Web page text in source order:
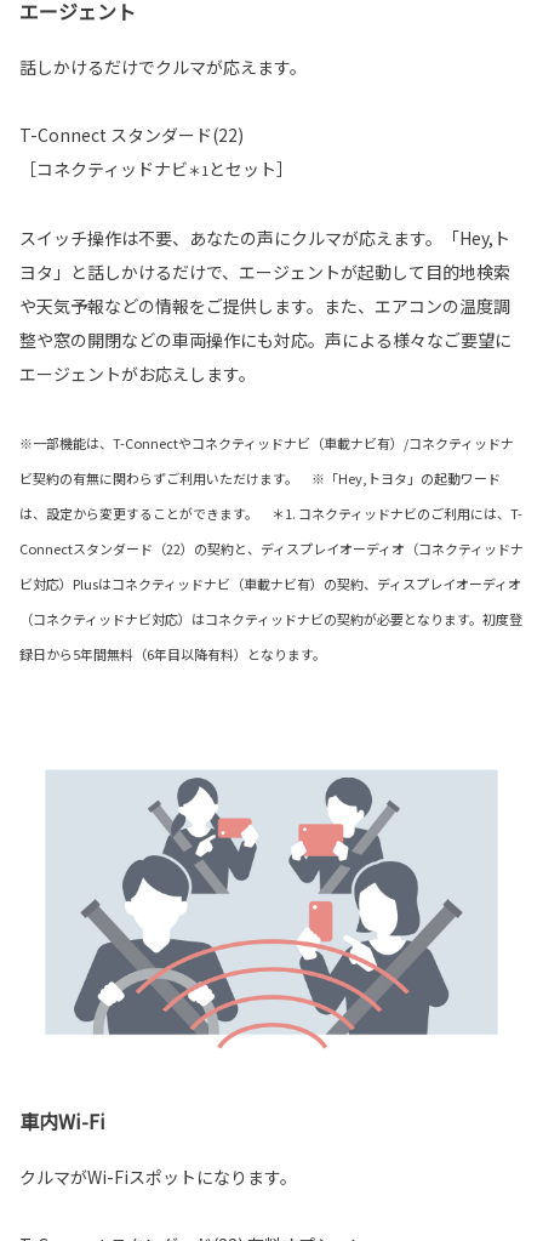
エージェント
話しかけるだけでクルマが応えます。
T-Connect スタンダード(22)
［コネクティッドナビ＊1とセット］
スイッチ操作は不要、あなたの声にクルマが応えます。「Hey,ト
ヨタ」と話しかけるだけで、エージェントが起動して目的地検索
や天気予報などの情報をご提供します。また、エアコンの温度調
整や窓の開閉などの車両操作にも対応。声による様々なご要望に
エージェントがお応えします。
※一部機能は、T-Connectやコネクティッドナビ（車載ナビ有）/コネクティッドナ
ビ契約の有無に関わらずご利用いただけます。 ※「Hey,トヨタ」の起動ワード
は、設定から変更することができます。 ＊1. コネクティッドナビのご利用には、T-
Connectスタンダード（22）の契約と、ディスプレイオーディオ（コネクティッドナ
ビ対応）Plusはコネクティッドナビ（車載ナビ有）の契約、ディスプレイオーディオ
（コネクティッドナビ対応）はコネクティッドナビの契約が必要となります。初度登
録日から5年間無料（6年目以降有料）となります。
車内Wi-Fi
クルマがWi-Fiスポットになります。